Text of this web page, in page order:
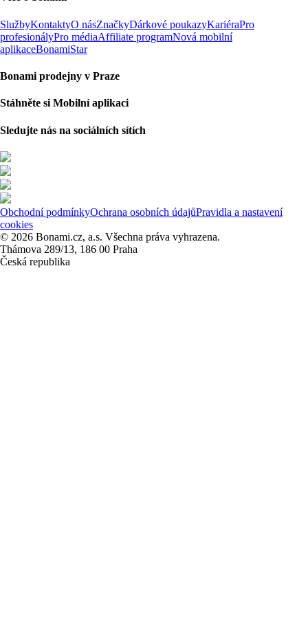
SlužbyKontaktyO násZnačkyDárkové poukazyKariéraPro
profesionályPro médiaAffiliate programNová mobilní
aplikaceBonamiStar
Bonami prodejny v Praze
Stáhněte si Mobilní aplikaci
Sledujte nás na sociálních sítích
Obchodní podmínkyOchrana osobních údajůPravidla a nastavení
cookies
© 2026 Bonami.cz, a.s. Všechna práva vyhrazena.
Thámova 289/13, 186 00 Praha
Česká republika